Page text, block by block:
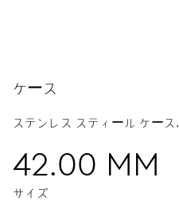
ケース
ステンレス スティール ケース.
42.00 MM
サイズ